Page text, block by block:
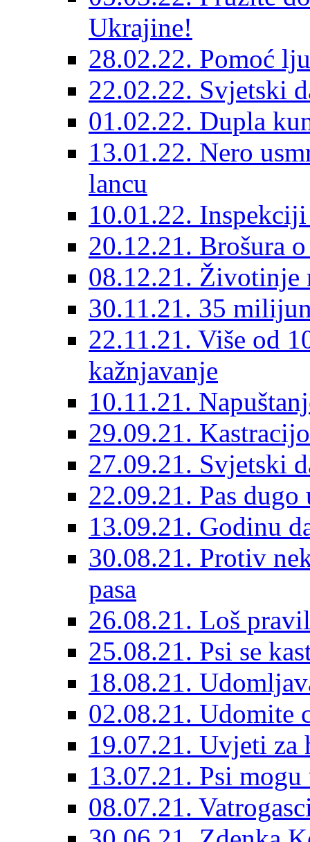
Ukrajine!
28.02.22. Pomoć
22.02.22. Svjetski
01.02.22. Dupla
13.01.22. Nero
lancu
10.01.22.
20.12.21. Brošura
08.12.21.
30.11.21. 35
22.11.21. Više od
kažnjavanje
10.11.21.
29.09.21.
27.09.21. Svjetski
22.09.21. Pas
13.09.21. Godinu
30.08.21. Protiv
pasa
26.08.21. Loš
25.08.21. Psi se
18.08.21.
02.08.21. Udomite
19.07.21. Uvjeti za
13.07.21. Psi
08.07.21.